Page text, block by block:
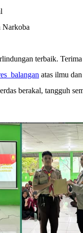
Narkoba
terbaik.
atas ilmu
berakal, tangguh